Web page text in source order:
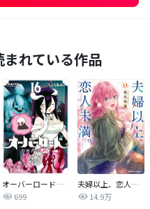
れている作品
オーバーロード 不死者のOh!
699
夫婦以上、恋人未満。【分冊版】
14.9万